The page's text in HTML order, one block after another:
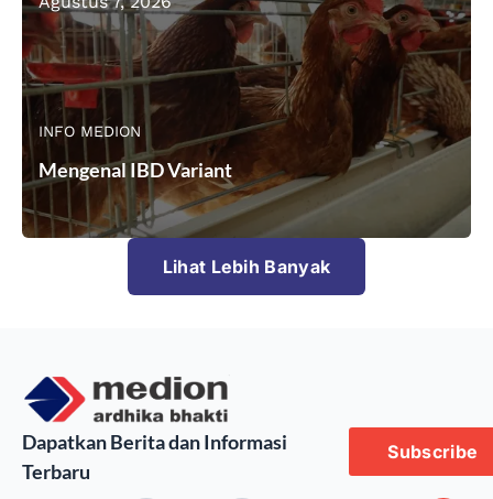
Lihat Lebih Banyak
INFO MEDION
Mengenal IBD Variant
Dapatkan Berita dan Informasi
Terbaru
Subscribe